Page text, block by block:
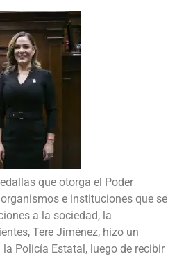
que otorga el Poder
e instituciones que se
a la sociedad, la
Tere Jiménez, hizo un
Policía Estatal, luego de recibir